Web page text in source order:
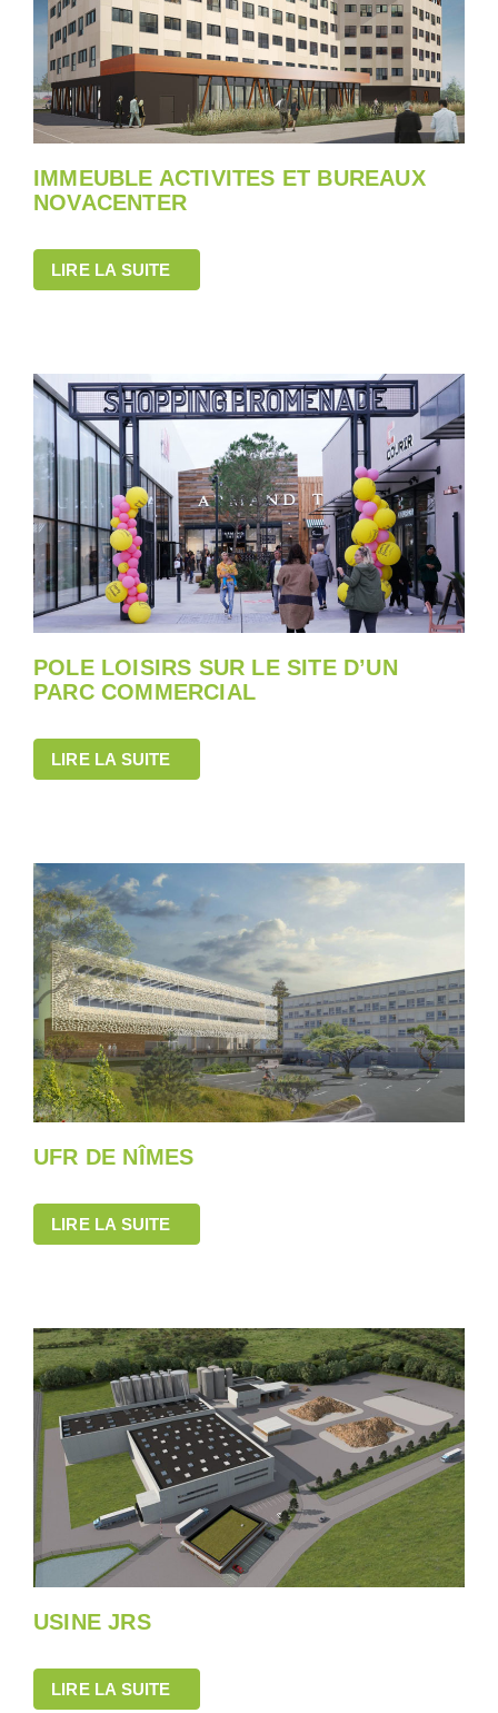
IMMEUBLE ACTIVITES ET BUREAUX
NOVACENTER
LIRE LA SUITE
POLE LOISIRS SUR LE SITE D’UN
PARC COMMERCIAL
LIRE LA SUITE
UFR DE NÎMES
LIRE LA SUITE
USINE JRS
LIRE LA SUITE